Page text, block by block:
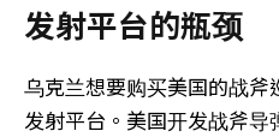
发射平台的瓶颈
乌克兰想要购买美国的战
发射平台。美国开发战斧